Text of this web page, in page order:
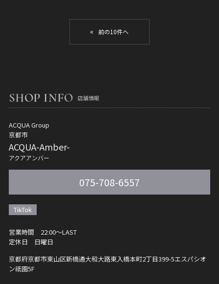
«
SHOP INFO 店舗情報
ACQUA Group
京都市
ACQUA-Amber-
アクアアンバー
075-708-6557
TikTok
営業時間 22:00〜LAST
定休日 日曜日
京都府京都市東山区新橋通大和大路東入橋本町2丁目399-5エスパシオ
ン祇園5F